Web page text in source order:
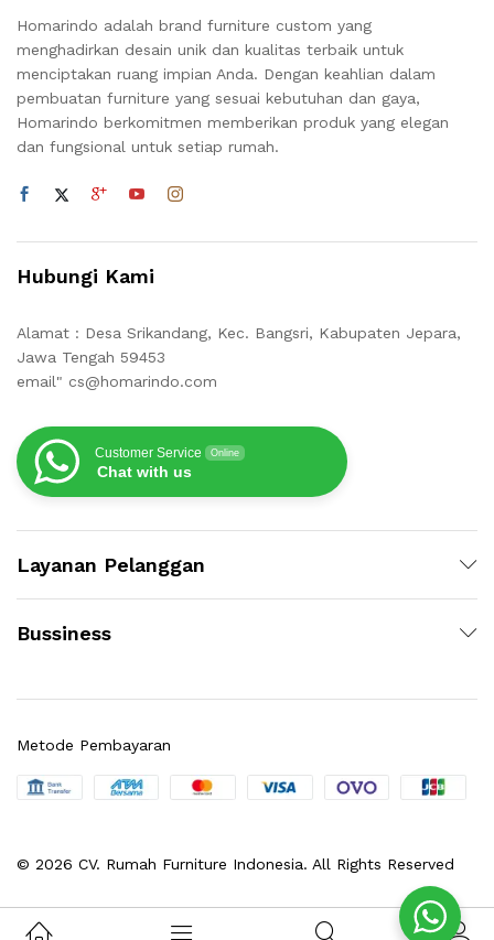
Homarindo adalah brand furniture custom yang
menghadirkan desain unik dan kualitas terbaik untuk
menciptakan ruang impian Anda. Dengan keahlian dalam
pembuatan furniture yang sesuai kebutuhan dan gaya,
Homarindo berkomitmen memberikan produk yang elegan
dan fungsional untuk setiap rumah.
Hubungi Kami
Alamat : Desa Srikandang, Kec. Bangsri, Kabupaten Jepara,
Jawa Tengah 59453
email" cs@homarindo.com
Customer Service Online
Chat with us
Layanan Pelanggan
Bussiness
© 2026 CV. Rumah Furniture Indonesia. All Rights Reserved
Metode Pembayaran